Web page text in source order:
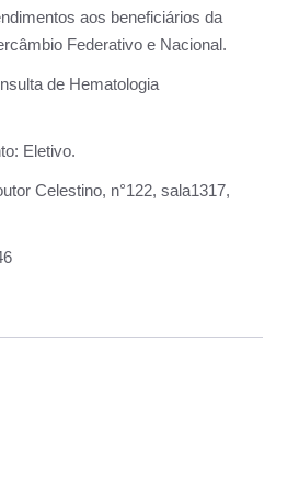
aos beneficiários da
Federativo e Nacional.
de Hematologia
Eletivo.
Celestino, n°122, sala1317,